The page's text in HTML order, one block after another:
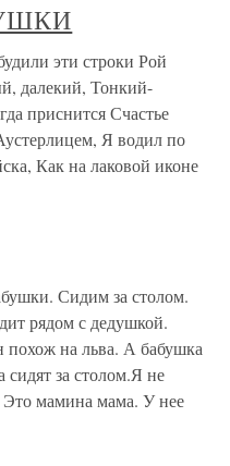
эти строки Рой
далекий, Тонкий-
приснится Счастье
Я водил по
Как на лаковой иконе
Сидим за столом.
рядом с дедушкой.
на льва. А бабушка
за столом.Я не
мамина мама. У нее